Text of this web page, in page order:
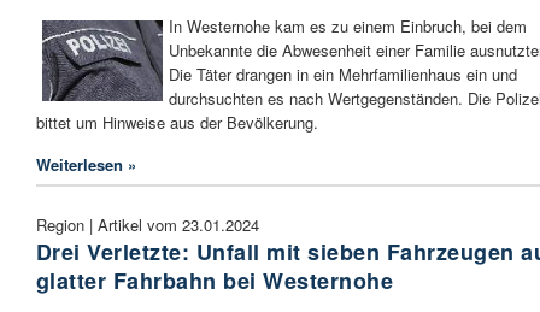
In Westernohe kam es zu einem Einbruch, bei dem
Unbekannte die Abwesenheit einer Familie
Die Täter drangen in ein Mehrfamilienhaus ein und
durchsuchten es nach Wertgegenständen. Die
bittet um Hinweise aus der Bevölkerung.
Weiterlesen »
Region | Artikel vom 23.01.2024
Drei Verletzte: Unfall mit sieben Fahrzeugen
glatter Fahrbahn bei Westernohe